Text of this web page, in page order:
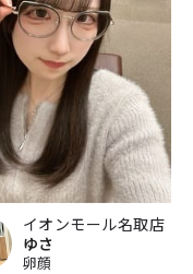
イオンモール名取店
ゆさ
卵顔